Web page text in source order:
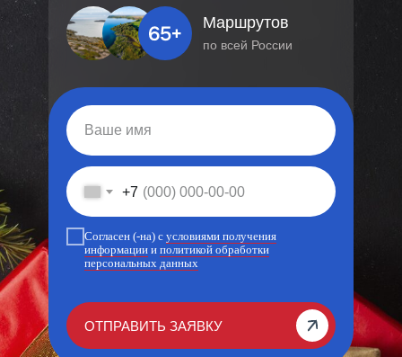
Маршрутов
по всей России
ОТПРАВИТЬ ЗАЯВКУ
+7
Согласен (-на) c условиями получения
информации и политикой обработки
персональных данных